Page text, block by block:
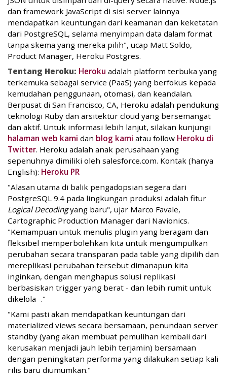
dan framework JavaScript di sisi server lainnya
mendapatkan keuntungan dari keamanan dan keketatan
dari PostgreSQL, selama menyimpan data dalam format
tanpa skema yang mereka pilih", ucap Matt Soldo,
Product Manager, Heroku Postgres.
Tentang Heroku: Heroku adalah platform terbuka yang
terkemuka sebagai service (PaaS) yang berfokus kepada
kemudahan penggunaan, otomasi, dan keandalan.
Berpusat di San Francisco, CA, Heroku adalah pendukung
teknologi Ruby dan arsitektur cloud yang bersemangat
dan aktif. Untuk informasi lebih lanjut, silakan kunjungi
halaman web kami dan blog kami atau follow Heroku di
Twitter. Heroku adalah anak perusahaan yang
sepenuhnya dimiliki oleh salesforce.com. Kontak (hanya
English): Heroku PR
"Alasan utama di balik pengadopsian segera dari
PostgreSQL 9.4 pada lingkungan produksi adalah fitur
Logical Decodingyang baru", ujar Marco Favale,
Cartographic Production Manager dari Navionics.
"Kemampuan untuk menulis plugin yang beragam dan
fleksibel memperbolehkan kita untuk mengumpulkan
perubahan secara transparan pada table yang dipilih dan
mereplikasi perubahan tersebut dimanapun kita
inginkan, dengan menghapus solusi replikasi
berbasiskan trigger yang berat - dan lebih rumit untuk
dikelola -."
"Kami pasti akan mendapatkan keuntungan dari
materialized views secara bersamaan, penundaan server
standby (yang akan membuat pemulihan kembali dari
kerusakan menjadi jauh lebih terjamin) bersamaan
dengan peningkatan performa yang dilakukan setiap kali
rilis baru diumumkan."